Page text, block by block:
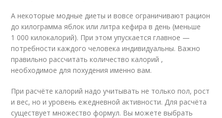
А некоторые модные диеты и вовсе ограничивают рацион
до килограмма яблок или литра кефира в день (меньше
1 000 килокалорий). При этом упускается главное —
потребности каждого человека индивидуальны. Важно
правильно рассчитать количество калорий ,
необходимое для похудения именно вам.
При расчёте калорий надо учитывать не только пол, рост
и вес, но и уровень ежедневной активности. Для расчёта
существует множество формул. Вы можете выбрать